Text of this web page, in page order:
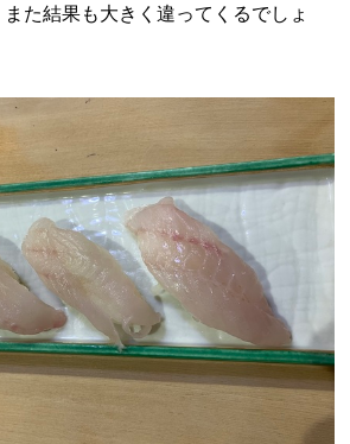
た結果も大きく違ってくるでしょ